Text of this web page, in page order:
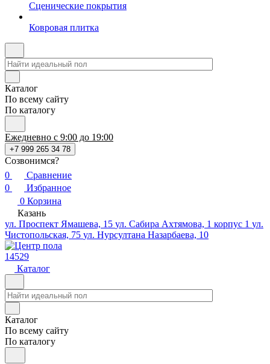
Сценические покрытия
Ковровая плитка
Каталог
По всему сайту
По каталогу
Ежедневно с 9:00 до 19:00
+7 999 265 34 78
Созвонимся?
0
Сравнение
0
Избранное
0 Корзина
Казань
ул. Проспект Ямашева, 15 ул. Сабира Ахтямова, 1 корпус 1 ул.
Чистопольская, 75 ул. Нурсултана Назарбаева, 10
14529
Каталог
Каталог
По всему сайту
По каталогу